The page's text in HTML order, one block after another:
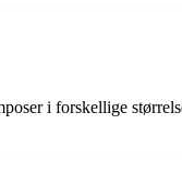
i forskellige